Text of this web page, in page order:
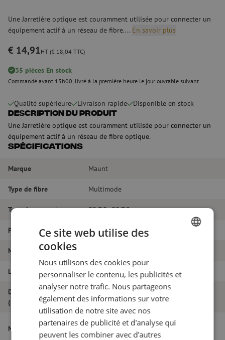
Une Jarretière optique est couramment utilisée pour connecter un
équipement actif à un réseau de fibre.... En savoir plus
€ 14,91HT (€ 18,04 TTC)
35 pièces En stock
Commandé avant 15h00, livré à la première heure le jour ouvrable suivant
Qualité supérieure Livraison rapide Disponible en stock
Description du produit
Une Jarretière optique est couramment utilisée pour connecter un
équipement actif à un réseau de fibre optique.
Spécifications
Marque Maunt
Type de fibre Multimode
Type de connecteur SC/PC - SC/PC
Fibretype OM3
Nombre de fibres
Longueur 11m
Diamètre extérieur
(mm)
1.8
Nom de l'article
Jarretière optique duplex OM3, SC/PC-
SC/PC, 1.8mm, 11m
Ce site web utilise des
cookies
Nous utilisons des cookies pour
personnaliser le contenu, les publicités et
analyser notre trafic. Nous partageons
également des informations sur votre
utilisation de notre site avec nos
partenaires de publicité et d'analyse qui
peuvent les combiner avec d'autres